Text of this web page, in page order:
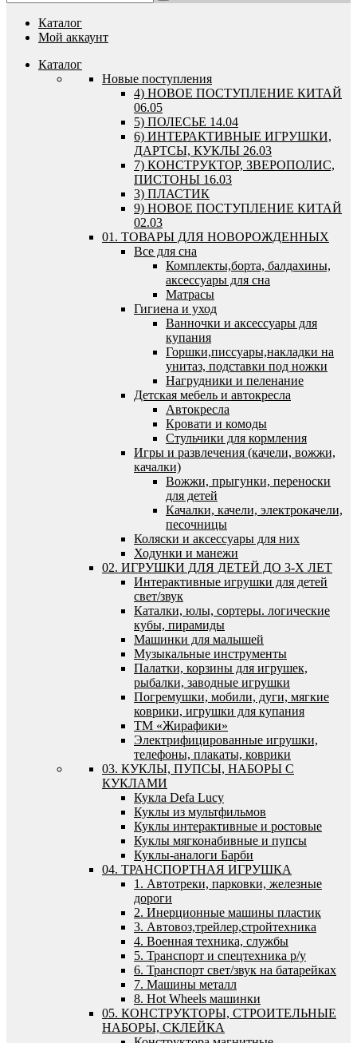
Каталог
Мой аккаунт
Каталог
Новые поступления
4) НОВОЕ ПОСТУПЛЕНИЕ КИТАЙ
06.05
5) ПОЛЕСЬЕ 14.04
6) ИНТЕРАКТИВНЫЕ ИГРУШКИ,
ДАРТСЫ, КУКЛЫ 26.03
7) КОНСТРУКТОР, ЗВЕРОПОЛИС,
ПИСТОНЫ 16.03
3) ПЛАСТИК
9) НОВОЕ ПОСТУПЛЕНИЕ КИТАЙ
02.03
01. ТОВАРЫ ДЛЯ НОВОРОЖДЕННЫХ
Все для сна
Комплекты,борта, балдахины,
аксессуары для сна
Матрасы
Гигиена и уход
Ванночки и аксессуары для
купания
Горшки,писсуары,накладки на
унитаз, подставки под ножки
Нагрудники и пеленание
Детская мебель и автокресла
Автокресла
Кровати и комоды
Стульчики для кормления
Игры и развлечения (качели, вожжи,
качалки)
Вожжи, прыгунки, переноски
для детей
Качалки, качели, электрокачели,
песочницы
Коляски и аксессуары для них
Ходунки и манежи
02. ИГРУШКИ ДЛЯ ДЕТЕЙ ДО 3-Х ЛЕТ
Интерактивные игрушки для детей
свет/звук
Каталки, юлы, сортеры. логические
кубы, пирамиды
Машинки для малышей
Музыкальные инструменты
Палатки, корзины для игрушек,
рыбалки, заводные игрушки
Погремушки, мобили, дуги, мягкие
коврики, игрушки для купания
ТМ «Жирафики»
Электрифицированные игрушки,
телефоны, плакаты, коврики
03. КУКЛЫ, ПУПСЫ, НАБОРЫ С
КУКЛАМИ
Кукла Defa Lucy
Куклы из мультфильмов
Куклы интерактивные и ростовые
Куклы мягконабивные и пупсы
Куклы-аналоги Барби
04. ТРАНСПОРТНАЯ ИГРУШКА
1. Автотреки, парковки, железные
дороги
2. Инерционные машины пластик
3. Автовоз,трейлер,стройтехника
4. Военная техника, службы
5. Транспорт и спецтехника р/у
6. Транспорт свет/звук на батарейках
7. Машины металл
8. Hot Wheels машинки
05. КОНСТРУКТОРЫ, СТРОИТЕЛЬНЫЕ
НАБОРЫ, СКЛЕЙКА